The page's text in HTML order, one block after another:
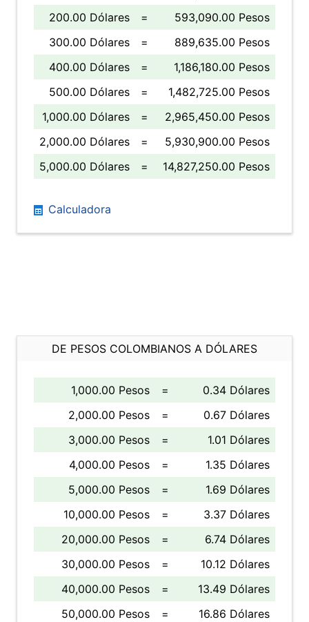
200.00 Dólares
=
593,090.00 Pesos
300.00 Dólares
=
889,635.00 Pesos
400.00 Dólares
=
1,186,180.00 Pesos
500.00 Dólares
=
1,482,725.00 Pesos
1,000.00 Dólares
=
2,965,450.00 Pesos
2,000.00 Dólares
=
5,930,900.00 Pesos
5,000.00 Dólares
= 14,827,250.00 Pesos
Calculadora
DE PESOS COLOMBIANOS A DÓLARES
1,000.00 Pesos =
0.34 Dólares
2,000.00 Pesos
=
0.67 Dólares
3,000.00 Pesos
=
1.01 Dólares
4,000.00 Pesos
=
1.35 Dólares
5,000.00 Pesos
=
1.69 Dólares
10,000.00 Pesos
=
3.37 Dólares
20,000.00 Pesos
=
6.74 Dólares
30,000.00 Pesos
=
10.12 Dólares
40,000.00 Pesos
=
13.49 Dólares
50,000.00 Pesos
= 16.86 Dólares